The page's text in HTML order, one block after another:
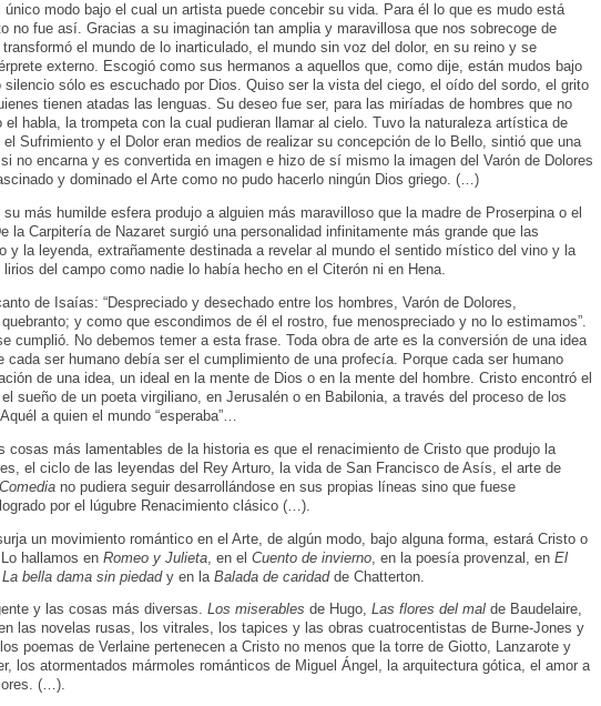
único modo bajo el cual un artista puede concebir su vida. Para él lo que es mudo está
no fue así. Gracias a su imaginación tan amplia y maravillosa que nos sobrecoge de
el mundo de lo inarticulado, el mundo sin voz del dolor, en su reino y se
externo. Escogió como sus hermanos a aquellos que, como dije, están mudos bajo
silencio sólo es escuchado por Dios. Quiso ser la vista del ciego, el oído del sordo, el grito
tienen atadas las lenguas. Su deseo fue ser, para las miríadas de hombres que no
el habla, la trompeta con la cual pudieran llamar al cielo. Tuvo la naturaleza artística de
el Sufrimiento y el Dolor eran medios de realizar su concepción de lo Bello, sintió que una
no encarna y es convertida en imagen e hizo de sí mismo la imagen del Varón de Dolores
y dominado el Arte como no pudo hacerlo ningún Dios griego. (…)
más humilde esfera produjo a alguien más maravilloso que la madre de Proserpina o el
la Carpitería de Nazaret surgió una personalidad infinitamente más grande que las
y la leyenda, extrañamente destinada a revelar al mundo el sentido místico del vino y la
lirios del campo como nadie lo había hecho en el Citerón ni en Hena.
de Isaías: “Despreciado y desechado entre los hombres, Varón de Dolores,
y como que escondimos de él el rostro, fue menospreciado y no lo estimamos”.
cumplió. No debemos temer a esta frase. Toda obra de arte es la conversión de una idea
cada ser humano debía ser el cumplimiento de una profecía. Porque cada ser humano
de una idea, un ideal en la mente de Dios o en la mente del hombre. Cristo encontró el
sueño de un poeta virgiliano, en Jerusalén o en Babilonia, a través del proceso de los
a quien el mundo “esperaba”…
cosas más lamentables de la historia es que el renacimiento de Cristo que produjo la
el ciclo de las leyendas del Rey Arturo, la vida de San Francisco de Asís, el arte de
no pudiera seguir desarrollándose en sus propias líneas sino que fuese
por el lúgubre Renacimiento clásico (…).
un movimiento romántico en el Arte, de algún modo, bajo alguna forma, estará Cristo o
hallamos en Romeo y Julieta , en el Cuento de invierno , en la poesía provenzal, en El
La bella dama sin piedady en la Balada de caridadde Chatterton.
y las cosas más diversas. Los miserables de Hugo, Las flores del mal de Baudelaire,
las novelas rusas, los vitrales, los tapices y las obras cuatrocentistas de Burne-Jones y
poemas de Verlaine pertenecen a Cristo no menos que la torre de Giotto, Lanzarote y
los atormentados mármoles románticos de Miguel Ángel, la arquitectura gótica, el amor a
(…).